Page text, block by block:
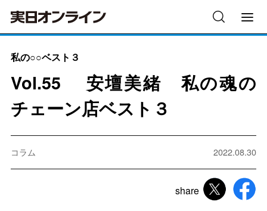
私の○○ベスト３
Vol.55 安壇美緒 私の魂の
チェーン店ベスト３
コラム 2022.08.30
share